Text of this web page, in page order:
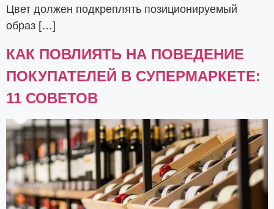
Цвет должен подкреплять позиционируемый
образ […]
КАК ПОВЛИЯТЬ НА ПОВЕДЕНИЕ
ПОКУПАТЕЛЕЙ В СУПЕРМАРКЕТЕ:
11 СОВЕТОВ